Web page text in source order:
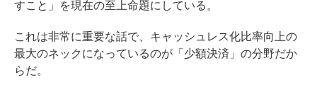
すこと」を現在の至上命題にしている。
これは非常に重要な話で、キャッシュレス化比率向上の
最大のネックになっているのが「少額決済」の分野だか
らだ。